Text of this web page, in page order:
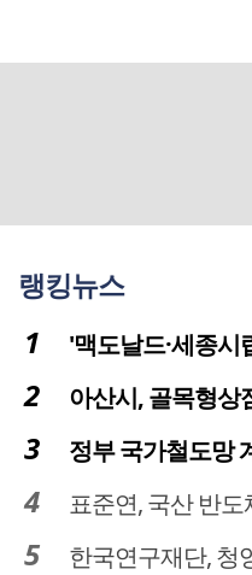
랭킹뉴스
'맥도날드·세종시립박물관'
아산시, 골목형상
정부 국가철도망
표준연, 국산 반도체
한국연구재단, 청양서 일